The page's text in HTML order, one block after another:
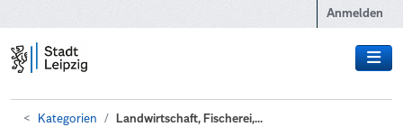
Anmelden
Kategorien Landwirtschaft, Fischerei,...